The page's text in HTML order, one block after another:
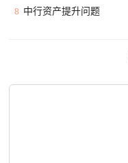
8 中行资产提升问题